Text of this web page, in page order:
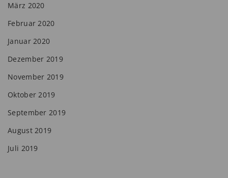
März 2020
Februar 2020
Januar 2020
Dezember 2019
November 2019
Oktober 2019
September 2019
August 2019
Juli 2019